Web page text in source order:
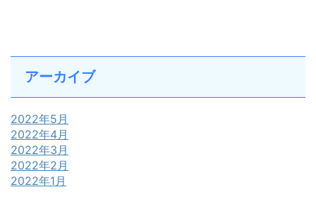
アーカイブ
2022年5月
2022年4月
2022年3月
2022年2月
2022年1月